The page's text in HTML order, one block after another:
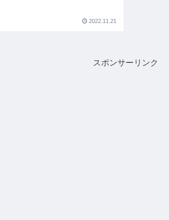
2022.11.21
スポンサーリンク